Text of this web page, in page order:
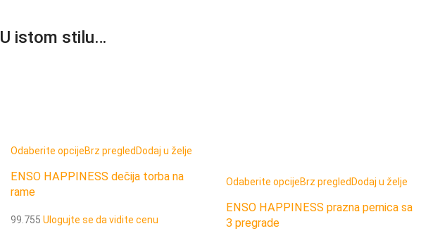
U istom stilu…
Odaberite opcijeBrz pregled Dodaj u želje
ENSO HAPPINESS dečija torba na
rame
99.755 Ulogujte se da vidite cenu
Odaberite opcijeBrz pregled Dodaj u želje
ENSO HAPPINESS prazna pernica sa
3 pregrade